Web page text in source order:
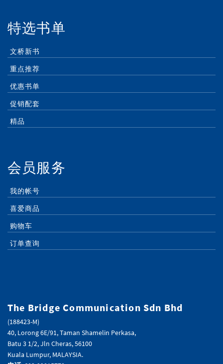
特选书单
文桥新书
重点推荐
优惠书单
促销配套
精品
会员服务
我的帐号
喜爱商品
购物车
订单查询
The Bridge Communication Sdn Bhd
(188423-M)
40, Lorong 6E/91, Taman Shamelin Perkasa,
Batu 3 1/2, Jln Cheras, 56100
Kuala Lumpur, MALAYSIA.